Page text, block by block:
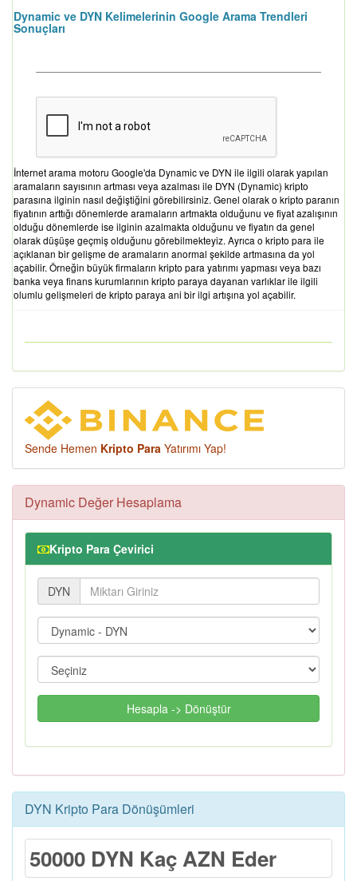
Dynamic ve DYN Kelimelerinin Google Arama Trendleri
Sonuçları
İnternet arama motoru Google'da Dynamic ve DYN ile ilgili olarak yapılan
aramaların sayısının artması veya azalması ile DYN (Dynamic) kripto
parasına ilginin nasıl değiştiğini görebilirsiniz. Genel olarak o kripto paranın
fiyatının arttığı dönemlerde aramaların artmakta olduğunu ve fiyat azalışının
olduğu dönemlerde ise ilginin azalmakta olduğunu ve fiyatın da genel
olarak düşüşe geçmiş olduğunu görebilmekteyiz. Ayrıca o kripto para ile
açıklanan bir gelişme de aramaların anormal şekilde artmasına da yol
açabilir. Örneğin büyük firmaların kripto para yatırımı yapması veya bazı
banka veya finans kurumlarının kripto paraya dayanan varlıklar ile ilgili
olumlu gelişmeleri de kripto paraya ani bir ilgi artışına yol açabilir.
Sende Hemen Kripto Para Yatırımı Yap!
Dynamic Değer Hesaplama
Kripto Para Çevirici
DYN
Hesapla -> Dönüştür
DYN Kripto Para Dönüşümleri
50000 DYN Kaç AZN Eder